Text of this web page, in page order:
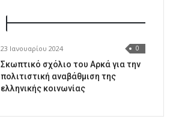
23 Ιανουαρίου 2024 0
Σκωπτικό σχόλιο του Αρκά για την
πολιτιστική αναβάθμιση της
ελληνικής κοινωνίας